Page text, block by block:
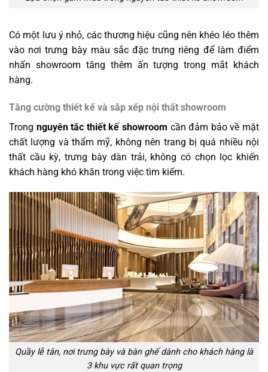
Có một lưu ý nhỏ, các thương hiệu cũng nên khéo léo thêm
vào nơi trưng bày màu sắc đặc trưng riêng để làm điểm
nhấn showroom tăng thêm ấn tượng trong mắt khách
hàng.
Tăng cường thiết kế và sắp xếp nội thất showroom
Trong nguyên tắc thiết kế showroom cần đảm bảo về mặt
chất lượng và thẩm mỹ, không nên trang bị quá nhiều nội
thất cầu kỳ, trưng bày dàn trải, không có chọn lọc khiến
khách hàng khó khăn trong việc tìm kiếm.
Quầy lễ tân, nơi trưng bày và bàn ghế dành cho khách hàng là
3 khu vực rất quan trọng